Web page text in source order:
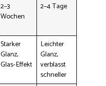
2–3
Wochen
2–4 Tage
Starker
Glanz,
Glas-Effekt
Leichter
Glanz,
verblasst
schneller